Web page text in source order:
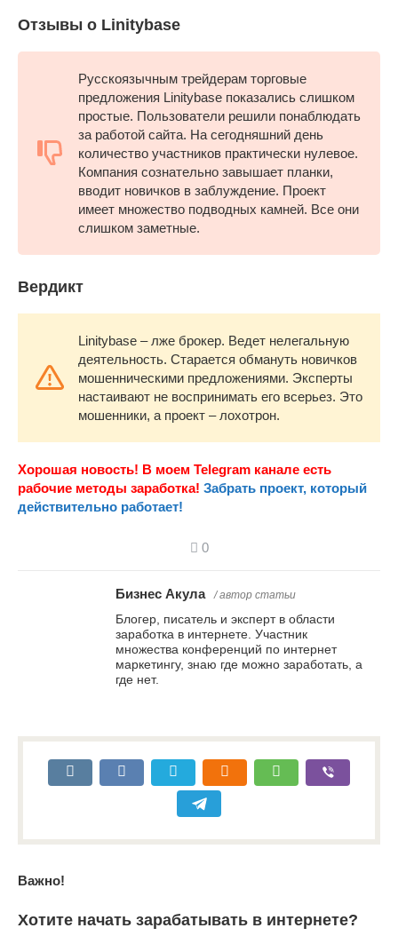
Отзывы о Linitybase
Русскоязычным трейдерам торговые
предложения Linitybase показались слишком
простые. Пользователи решили понаблюдать
за работой сайта. На сегодняшний день
количество участников практически нулевое.
Компания сознательно завышает планки,
вводит новичков в заблуждение. Проект
имеет множество подводных камней. Все они
слишком заметные.
Вердикт
Linitybase – лже брокер. Ведет нелегальную
деятельность. Старается обмануть новичков
мошенническими предложениями. Эксперты
настаивают не воспринимать его всерьез. Это
мошенники, а проект – лохотрон.
Хорошая новость! В моем Telegram канале есть
рабочие методы заработка! Забрать проект, который
действительно работает!
0
Бизнес Акула / автор статьи
Блогер, писатель и эксперт в области
заработка в интернете. Участник
множества конференций по интернет
маркетингу, знаю где можно заработать, а
где нет.
Важно!
Хотите начать зарабатывать в интернете?